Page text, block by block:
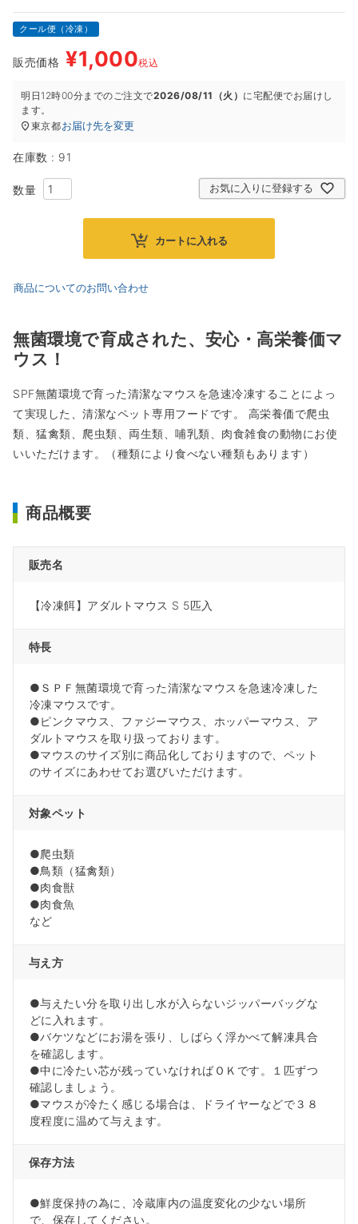
クール便（冷凍）
販売価格 ¥1,000税込
明日 12時00分までのご注文で2026/08/11（火） に宅配便でお届けし
ます。
東京都お届け先を変更
在庫数 91
お気に入りに登録する
カートに入れる
商品についてのお問い合わせ
無菌環境で育成された、安心・高栄養価マ
ウス！
SPF無菌環境で育った清潔なマウスを急速冷凍することによっ
て実現した、清潔なペット専用フードです。 高栄養価で爬虫
類、猛禽類、爬虫類、両生類、哺乳類、肉食雑食の動物にお使
いいただけます。（種類により食べない種類もあります）
商品概要
販売名
【冷凍餌】アダルトマウス S 5匹入
特長
●ＳＰＦ無菌環境で育った清潔なマウスを急速冷凍した
冷凍マウスです。
●ピンクマウス、ファジーマウス、ホッパーマウス、ア
ダルトマウスを取り扱っております。
●マウスのサイズ別に商品化しておりますので、ペット
のサイズにあわせてお選びいただけます。
対象ペット
●爬虫類
●鳥類（猛禽類）
●肉食獣
●肉食魚
など
与え方
●与えたい分を取り出し水が入らないジッパーバッグな
どに入れます。
●バケツなどにお湯を張り、しばらく浮かべて解凍具合
を確認します。
●中に冷たい芯が残っていなければＯＫです。１匹ずつ
確認しましょう。
●マウスが冷たく感じる場合は、ドライヤーなどで３８
度程度に温めて与えます。
保存方法
●鮮度保持の為に、冷蔵庫内の温度変化の少ない場所
で、保存してください。